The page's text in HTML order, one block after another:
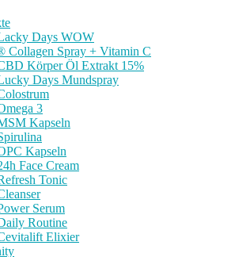
Days WOW
Collagen Spray + Vitamin C
Körper Öl Extrakt 15%
Days Mundspray
3
Kapseln
Kapseln
Face Cream
Tonic
Serum
Routine
Elixier